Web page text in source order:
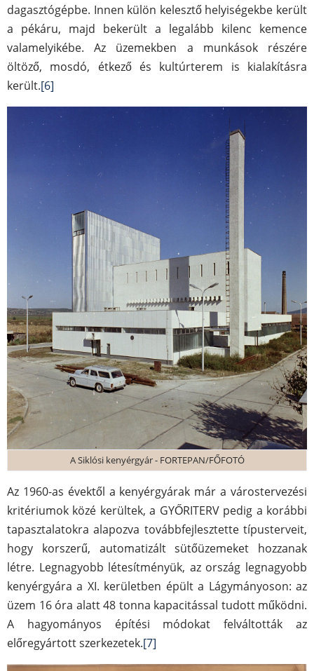
dagasztógépbe. Innen külön kelesztő helyiségekbe került
a pékáru, majd bekerült a legalább kilenc kemence
valamelyikébe. Az üzemekben a munkások részére
öltöző, mosdó, étkező és kultúrterem is kialakításra
került.[6]
A Siklósi kenyérgyár - FORTEPAN/FŐFOTÓ
Az 1960-as évektől a kenyérgyárak már a várostervezési
kritériumok közé kerültek, a GYŐRITERV pedig a korábbi
tapasztalatokra alapozva továbbfejlesztette típusterveit,
hogy korszerű, automatizált sütőüzemeket hozzanak
létre. Legnagyobb létesítményük, az ország legnagyobb
kenyérgyára a XI. kerületben épült a Lágymányoson: az
üzem 16 óra alatt 48 tonna kapacitással tudott működni.
A hagyományos építési módokat felváltották az
előregyártott szerkezetek.[7]